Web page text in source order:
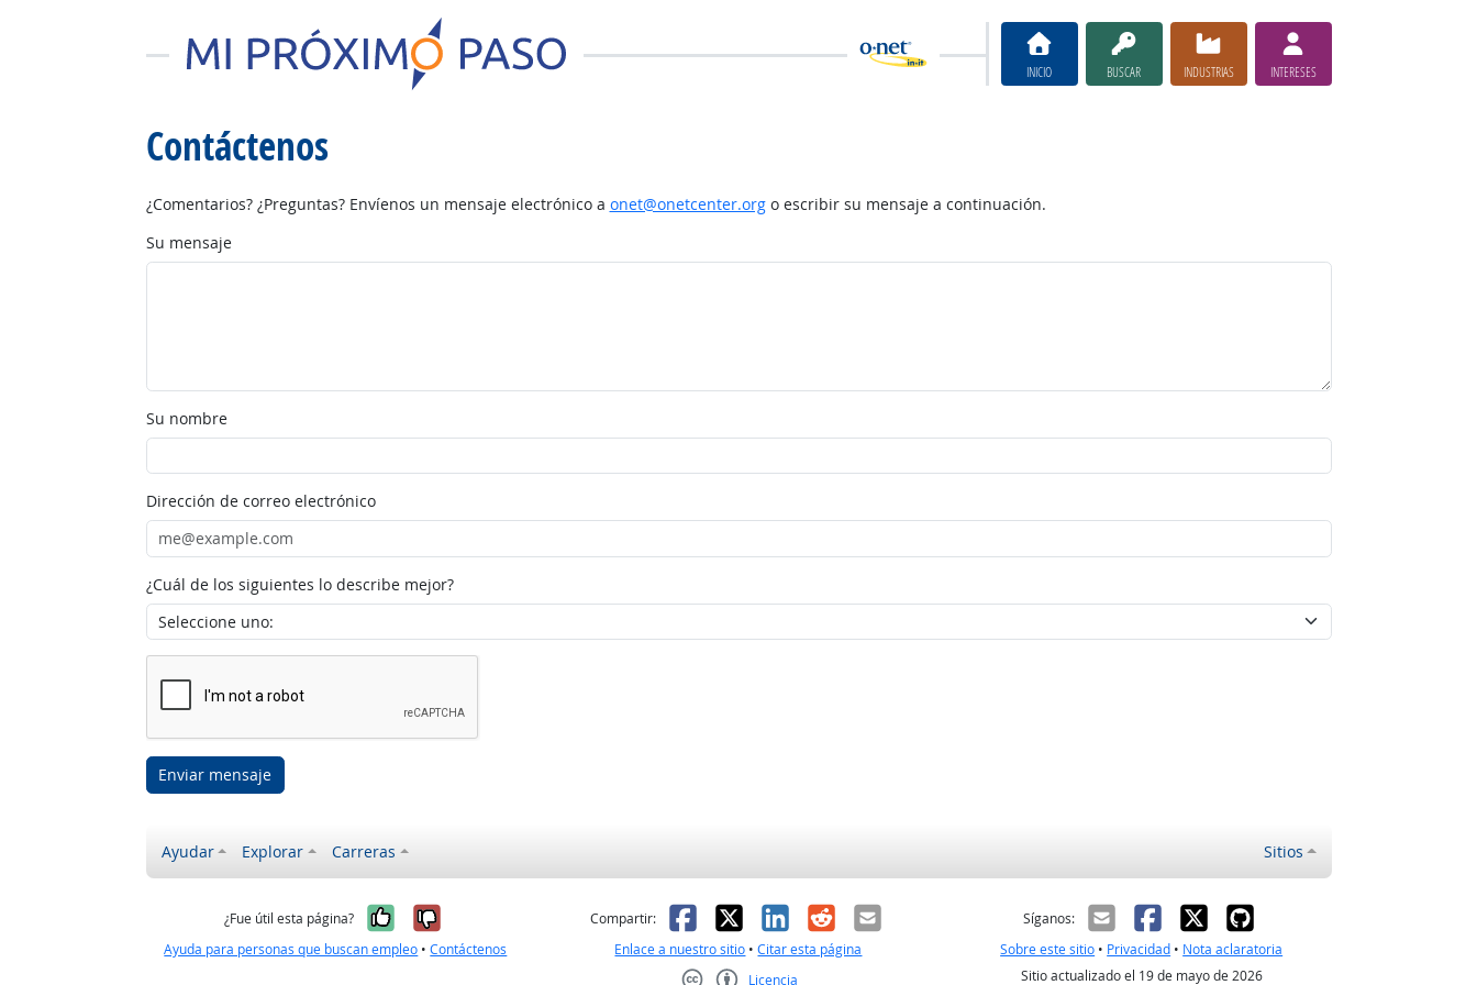
INICIO BUSCAR INDUSTRIAS INTERESES
Contáctenos
¿Comentarios? ¿Preguntas? Envíenos un mensaje electrónico a onet@onetcenter.orgo escribir su mensaje a continuación.
Su mensaje
Su nombre
Dirección de correo electrónico
¿Cuál de los siguientes lo describe mejor?
Enviar mensaje
Ayudar Explorar Carreras Sitios
¿Fue útil esta página? Sí, fue útil
No, no fue útil
Ayuda para personas que buscan empleo •Contáctenos
Compartir: Facebook
X LinkedIn
RedditCorreo electrónico
Enlace a nuestro sitio •Citar esta página
Licencia
Síganos:
Sobre este sitio • Privacidad • Nota aclaratoria
Sitio actualizado el 19 de mayo de 2026